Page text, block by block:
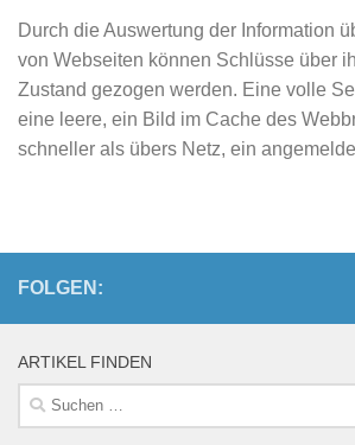
Durch die Auswertung der Information
von Webseiten können Schlüsse über
Zustand gezogen werden. Eine volle
eine leere, ein Bild im Cache des
schneller als übers Netz, ein
FOLGEN:
ARTIKEL FINDEN
Suchen
nach: